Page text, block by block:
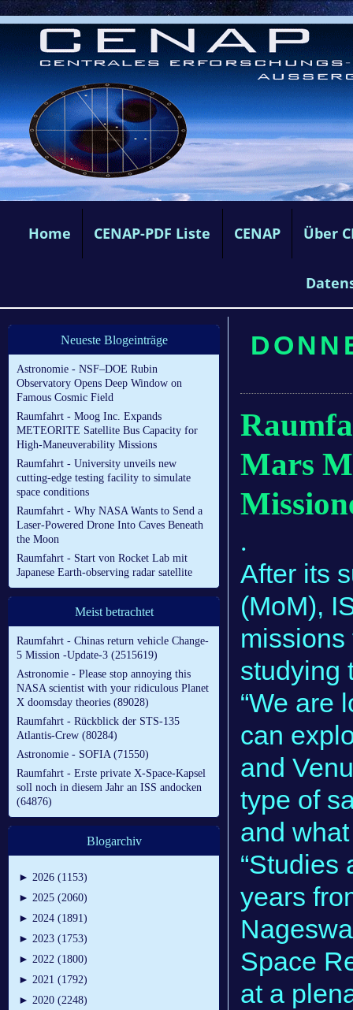
Home CENAP-PDF Liste CENAP Über
Neueste Blogeinträge
Astronomie - NSF–DOE Rubin
Observatory Opens Deep Window on
Famous Cosmic Field
Raumfahrt - Moog Inc. Expands
METEORITE Satellite Bus Capacity for
High-Maneuverability Missions
Raumfahrt - University unveils new
cutting-edge testing facility to simulate
space conditions
Raumfahrt - Why NASA Wants to Send a
Laser-Powered Drone Into Caves Beneath
the Moon
Raumfahrt - Start von Rocket Lab mit
Japanese Earth-observing radar satellite
Meist betrachtet
Raumfahrt - Chinas return vehicle Change-
5 Mission -Update-3 (2515619)
Astronomie - Please stop annoying this
NASA scientist with your ridiculous Planet
X doomsday theories (89028)
Raumfahrt - Rückblick der STS-135
Atlantis-Crew (80284)
Astronomie - SOFIA (71550)
Raumfahrt - Erste private X-Space-Kapsel
soll noch in diesem Jahr an ISS andocken
(64876)
Blogarchiv
► 2026 (1153)
► 2025 (2060)
► 2024 (1891)
► 2023 (1753)
► 2022 (1800)
► 2021 (1792)
► 2020 (2248)
Mars
.
After its
(MoM),
missions
studying
“We are
can
and
type of
and
“Studies
years
Space
at a